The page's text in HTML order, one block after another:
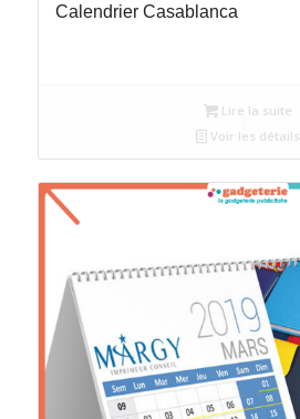
Calendrier Casablanca
Lire la suite
Voir les détails